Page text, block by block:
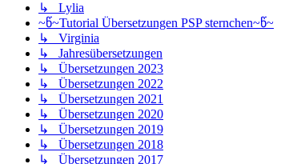
↳ Lylia
~წ~Tutorial Übersetzungen PSP sternchen~წ~
↳ Virginia
↳ Jahresübersetzungen
↳ Übersetzungen 2023
↳ Übersetzungen 2022
↳ Übersetzungen 2021
↳ Übersetzungen 2020
↳ Übersetzungen 2019
↳ Übersetzungen 2018
↳ Übersetzungen 2017